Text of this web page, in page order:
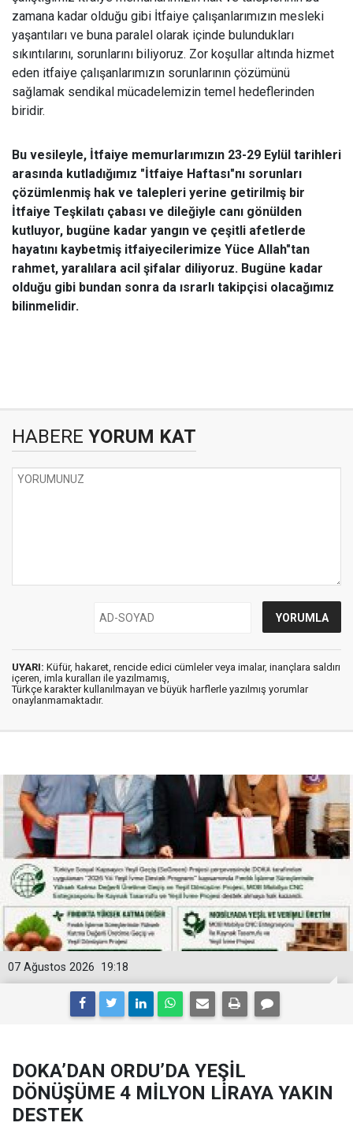
zamana kadar olduğu gibi İtfaiye çalışanlarımızın mesleki
yaşantıları ve buna paralel olarak içinde bulundukları
sıkıntılarını, sorunlarını biliyoruz. Zor koşullar altında hizmet
eden itfaiye çalışanlarımızın sorunlarının çözümünü
sağlamak sendikal mücadelemizin temel hedeflerinden
biridir.
Bu vesileyle, İtfaiye memurlarımızın 23-29 Eylül tarihleri
arasında kutladığımız "İtfaiye Haftası"nı sorunları
çözümlenmiş hak ve talepleri yerine getirilmiş bir
İtfaiye Teşkilatı çabası ve dileğiyle canı gönülden
kutluyor, bugüne kadar yangın ve çeşitli afetlerde
hayatını kaybetmiş itfaiyecilerimize Yüce Allah"tan
rahmet, yaralılara acil şifalar diliyoruz. Bugüne kadar
olduğu gibi bundan sonra da ısrarlı takipçisi olacağımız
bilinmelidir.
HABERE YORUM KAT
UYARI: Küfür, hakaret, rencide edici cümleler veya imalar, inançlara saldırı
içeren, imla kuralları ile yazılmamış,
Türkçe karakter kullanılmayan ve büyük harflerle yazılmış yorumlar
onaylanmamaktadır.
19:18
07 Ağustos 2026
DOKA’DAN ORDU’DA YEŞİL
DÖNÜŞÜME 4 MİLYON LİRAYA YAKIN
DESTEK